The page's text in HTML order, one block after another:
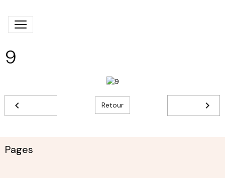
9
Retour
Pages